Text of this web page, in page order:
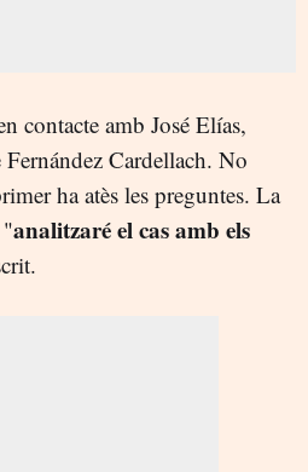
contacte amb José Elías,
Cardellach. No
ha atès les preguntes. La
"analitzaré el cas amb els